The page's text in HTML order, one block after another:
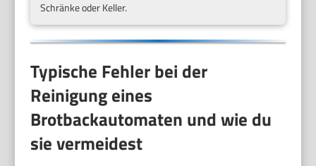
Schränke oder Keller.
Typische Fehler bei der
Reinigung eines
Brotbackautomaten und wie du
sie vermeidest